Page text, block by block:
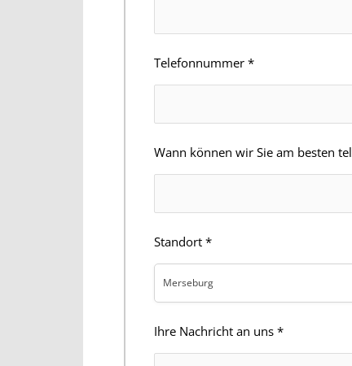
Telefonnummer*
Wann können wir Sie am besten
Standort*
Merseburg
Ihre Nachricht an uns*